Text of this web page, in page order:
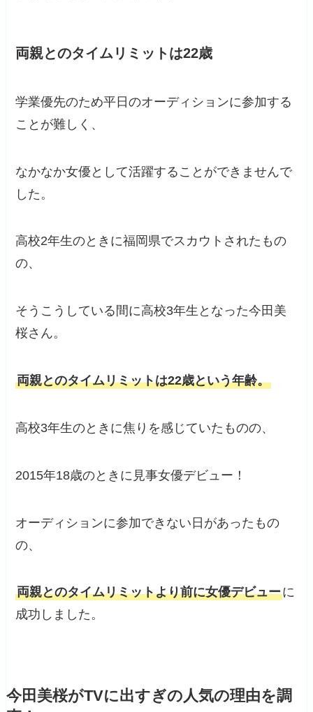
両親とのタイムリミットは22歳
学業優先のため平日のオーディションに参加する
ことが難しく、
なかなか女優として活躍することができませんで
した。
高校2年生のときに福岡県でスカウトされたもの
の、
そうこうしている間に高校3年生となった今田美
桜さん。
両親とのタイムリミットは22歳という年齢。
高校3年生のときに焦りを感じていたものの、
2015年18歳のときに見事女優デビュー！
オーディションに参加できない日があったもの
の、
両親とのタイムリミットより前に女優デビューに
成功しました。
今田美桜がTVに出すぎの人気の理由を調